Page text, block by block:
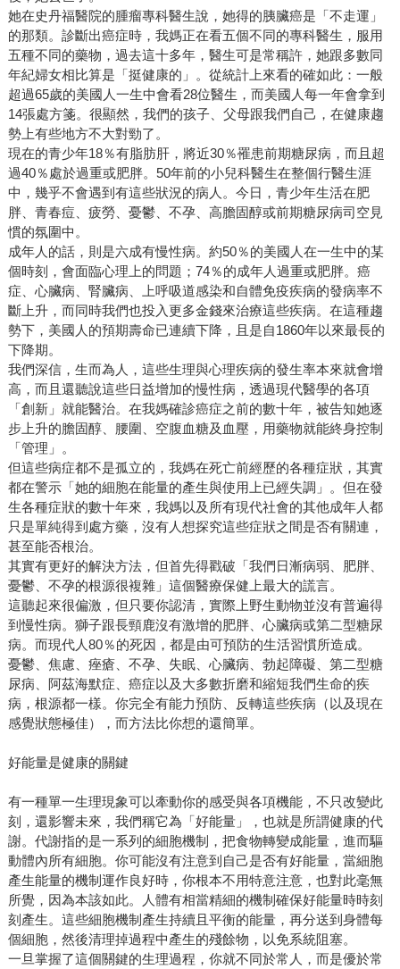
她在史丹福醫院的腫瘤專科醫生說，她得的胰臟癌是「不走運」
的那類。診斷出癌症時，我媽正在看五個不同的專科醫生，服用
五種不同的藥物，過去這十多年，醫生可是常稱許，她跟多數同
年紀婦女相比算是「挺健康的」。從統計上來看的確如此：一般
超過65歲的美國人一生中會看28位醫生，而美國人每一年會拿到
14張處方箋。很顯然，我們的孩子、父母跟我們自己，在健康趨
勢上有些地方不大對勁了。
現在的青少年18％有脂肪肝，將近30％罹患前期糖尿病，而且超
過40％處於過重或肥胖。50年前的小兒科醫生在整個行醫生涯
中，幾乎不會遇到有這些狀況的病人。今日，青少年生活在肥
胖、青春痘、疲勞、憂鬱、不孕、高膽固醇或前期糖尿病司空見
慣的氛圍中。
成年人的話，則是六成有慢性病。約50％的美國人在一生中的某
個時刻，會面臨心理上的問題；74％的成年人過重或肥胖。癌
症、心臟病、腎臟病、上呼吸道感染和自體免疫疾病的發病率不
斷上升，而同時我們也投入更多金錢來治療這些疾病。在這種趨
勢下，美國人的預期壽命已連續下降，且是自1860年以來最長的
下降期。
我們深信，生而為人，這些生理與心理疾病的發生率本來就會增
高，而且還聽說這些日益增加的慢性病，透過現代醫學的各項
「創新」就能醫治。在我媽確診癌症之前的數十年，被告知她逐
步上升的膽固醇、腰圍、空腹血糖及血壓，用藥物就能終身控制
「管理」。
但這些病症都不是孤立的，我媽在死亡前經歷的各種症狀，其實
都在警示「她的細胞在能量的產生與使用上已經失調」。但在發
生各種症狀的數十年來，我媽以及所有現代社會的其他成年人都
只是單純得到處方藥，沒有人想探究這些症狀之間是否有關連，
甚至能否根治。
其實有更好的解決方法，但首先得戳破「我們日漸病弱、肥胖、
憂鬱、不孕的根源很複雜」這個醫療保健上最大的謊言。
這聽起來很偏激，但只要你認清，實際上野生動物並沒有普遍得
到慢性病。獅子跟長頸鹿沒有激增的肥胖、心臟病或第二型糖尿
病。而現代人80％的死因，都是由可預防的生活習慣所造成。
憂鬱、焦慮、痤瘡、不孕、失眠、心臟病、勃起障礙、第二型糖
尿病、阿茲海默症、癌症以及大多數折磨和縮短我們生命的疾
病，根源都一樣。你完全有能力預防、反轉這些疾病（以及現在
感覺狀態極佳），而方法比你想的還簡單。
好能量是健康的關鍵
有一種單一生理現象可以牽動你的感受與各項機能，不只改變此
刻，還影響未來，我們稱它為「好能量」，也就是所謂健康的代
謝。代謝指的是一系列的細胞機制，把食物轉變成能量，進而驅
動體內所有細胞。你可能沒有注意到自己是否有好能量，當細胞
產生能量的機制運作良好時，你根本不用特意注意，也對此毫無
所覺，因為本該如此。人體有相當精細的機制確保好能量時時刻
刻產生。這些細胞機制產生持續且平衡的能量，再分送到身體每
個細胞，然後清理掉過程中產生的殘餘物，以免系統阻塞。
一旦掌握了這個關鍵的生理過程，你就不同於常人，而是優於常